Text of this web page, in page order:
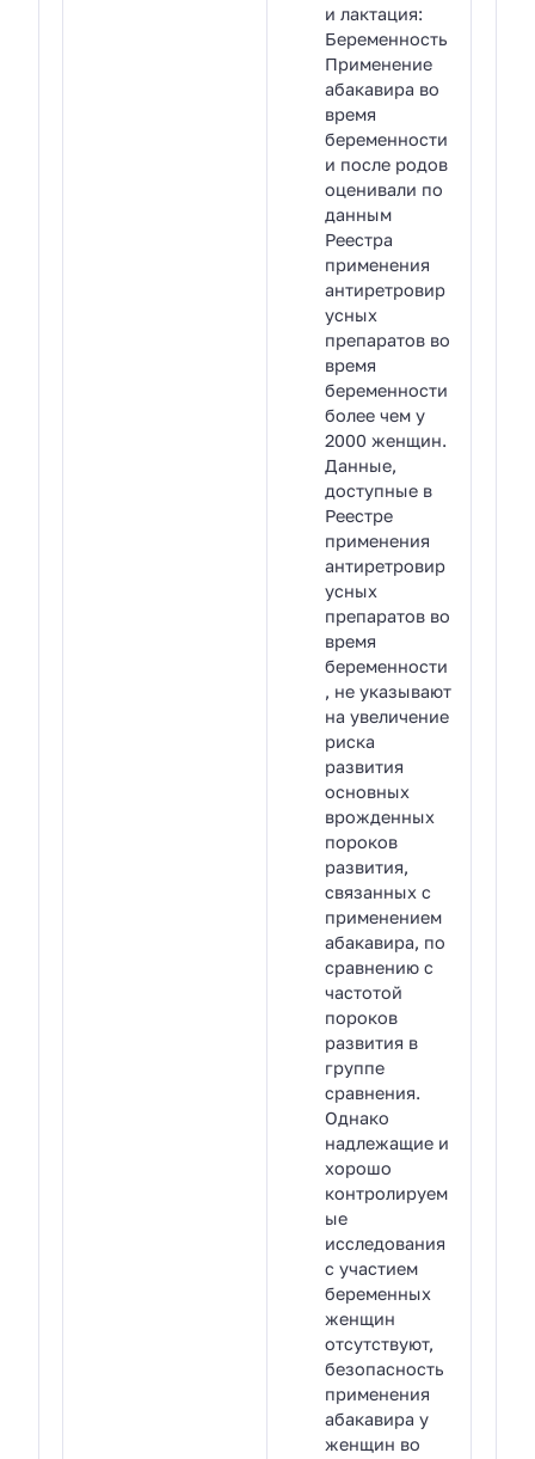
и лактация:
Беременность
Применение
абакавира во
время
беременности
и после родов
оценивали по
данным
Реестра
применения
антиретровир
усных
препаратов во
время
беременности
более чем у
2000 женщин.
Данные,
доступные в
Реестре
применения
антиретровир
усных
препаратов во
время
беременности
, не указывают
на увеличение
риска
развития
основных
врожденных
пороков
развития,
связанных с
применением
абакавира, по
сравнению с
частотой
пороков
развития в
группе
сравнения.
Однако
надлежащие и
хорошо
контролируем
ые
исследования
с участием
беременных
женщин
отсутствуют,
безопасность
применения
абакавира у
женщин во